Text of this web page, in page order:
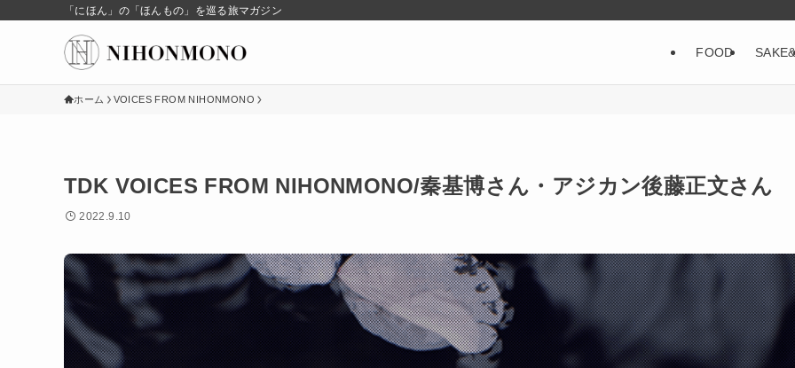
「にほん」の「ほんもの」を巡る旅マガジン
FOOD
ホーム VOICES FROM NIHONMONO
TDK VOICES FROM NIHONMONO/秦基博さん・アジカン後藤正文さん
2022.9.10